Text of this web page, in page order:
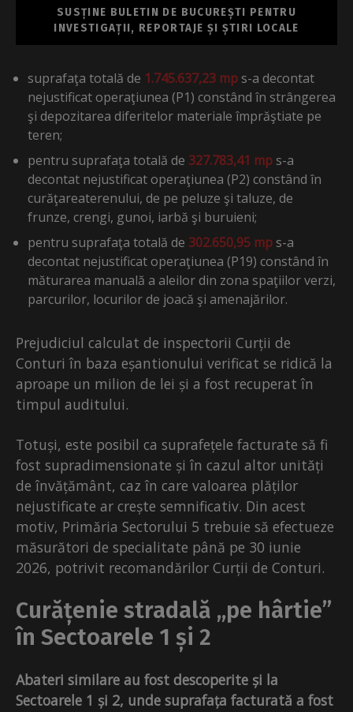
SUSȚINE BULETIN DE BUCUREȘTI PENTRU
INVESTIGAȚII, REPORTAJE ȘI ȘTIRI LOCALE
suprafaţa totală de 1.745.637,23 mp s-a decontat
nejustificat operaţiunea (P1) constând în strângerea
şi depozitarea diferitelor materiale împrăştiate pe
teren;
pentru suprafaţa totală de 327.783,41 mp s-a
decontat nejustificat operaţiunea (P2) constând în
curăţareaterenului, de pe peluze şi taluze, de
frunze, crengi, gunoi, iarbă şi buruieni;
pentru suprafaţa totală de 302.650,95 mp s-a
decontat nejustificat operaţiunea (P19) constând în
măturarea manuală a aleilor din zona spaţiilor verzi,
parcurilor, locurilor de joacă şi amenajărilor.
Prejudiciul calculat de inspectorii Curții de
Conturi în baza eșantionului verificat se ridică la
aproape un milion de lei și a fost recuperat în
timpul auditului.
Totuși, este posibil ca suprafețele facturate să fi
fost supradimensionate și în cazul altor unități
de învățământ, caz în care valoarea plăților
nejustificate ar crește semnificativ. Din acest
motiv, Primăria Sectorului 5 trebuie să efectueze
măsurători de specialitate până pe 30 iunie
2026, potrivit recomandărilor Curții de Conturi.
Curățenie stradală „pe hârtie”
în Sectoarele 1 și 2
Abateri similare au fost descoperite și la
Sectoarele 1 și 2, unde suprafața facturată a fost